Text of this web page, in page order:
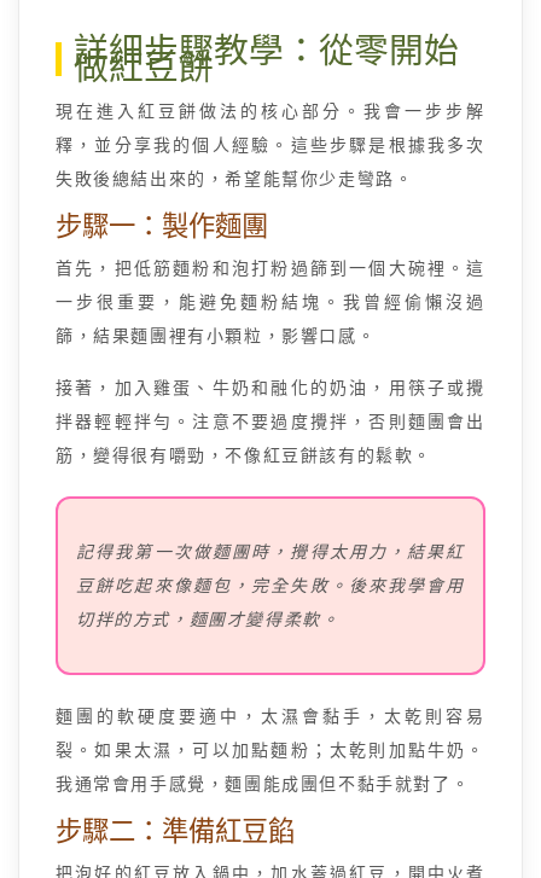
詳細步驟教學：從零開始
做紅豆餅
現在進入紅豆餅做法的核心部分。我會一步步解
釋，並分享我的個人經驗。這些步驟是根據我多次
失敗後總結出來的，希望能幫你少走彎路。
步驟一：製作麵團
首先，把低筋麵粉和泡打粉過篩到一個大碗裡。這
一步很重要，能避免麵粉結塊。我曾經偷懶沒過
篩，結果麵團裡有小顆粒，影響口感。
接著，加入雞蛋、牛奶和融化的奶油，用筷子或攪
拌器輕輕拌勻。注意不要過度攪拌，否則麵團會出
筋，變得很有嚼勁，不像紅豆餅該有的鬆軟。
記得我第一次做麵團時，攪得太用力，結果紅
豆餅吃起來像麵包，完全失敗。後來我學會用
切拌的方式，麵團才變得柔軟。
麵團的軟硬度要適中，太濕會黏手，太乾則容易
裂。如果太濕，可以加點麵粉；太乾則加點牛奶。
我通常會用手感覺，麵團能成團但不黏手就對了。
步驟二：準備紅豆餡
把泡好的紅豆放入鍋中，加水蓋過紅豆，開中火煮